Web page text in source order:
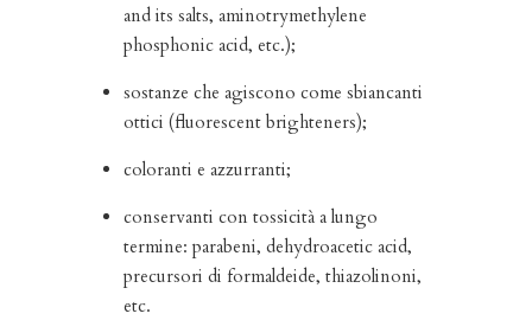
and its salts, aminotrymethylene
phosphonic acid, etc.);
sostanze che agiscono come sbiancanti
ottici (fluorescent brighteners);
coloranti e azzurranti;
conservanti con tossicità a lungo
termine: parabeni, dehydroacetic acid,
precursori di formaldeide, thiazolinoni,
etc.